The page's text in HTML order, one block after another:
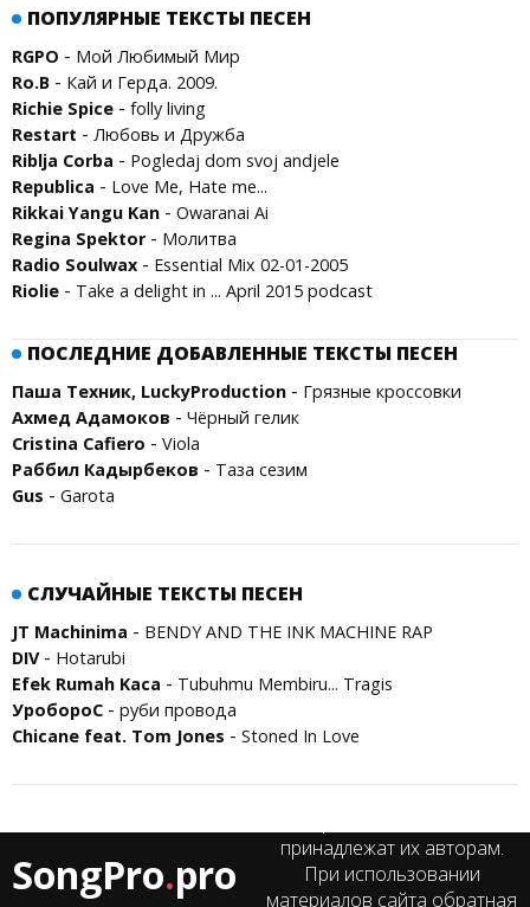
ПОПУЛЯРНЫЕ ТЕКСТЫ ПЕСЕН
RGPO - Мой Любимый Мир
Ro.B - Кай и Герда. 2009.
Richie Spice - folly living
Restart - Любовь и Дружба
Riblja Corba - Pogledaj dom svoj andjele
Republica - Love Me, Hate me...
Rikkai Yangu Kan - Owaranai Ai
Regina Spektor- Молитва
Radio Soulwax - Essential Mix 02-01-2005
Riolie - Take a delight in ... April 2015 podcast
ПОСЛЕДНИЕ ДОБАВЛЕННЫЕ ТЕКСТЫ ПЕСЕН
Паша Техник, LuckyProduction - Грязные кроссовки
Ахмед Адамоков - Чёрный гелик
Cristina Cafiero - Viola
Раббил Кадырбеков - Таза сезим
Gus - Garota
СЛУЧАЙНЫЕ ТЕКСТЫ ПЕСЕН
JT Machinima - BENDY AND THE INK MACHINE RAP
DIV- Hotarubi
Efek Rumah Kaca - Tubuhmu Membiru... Tragis
УробороС - руби провода
Chicane feat. Tom Jones - Stoned In Love
SongPro.pro
принадлежат их авторам.
При использовании
материалов сайта обратная